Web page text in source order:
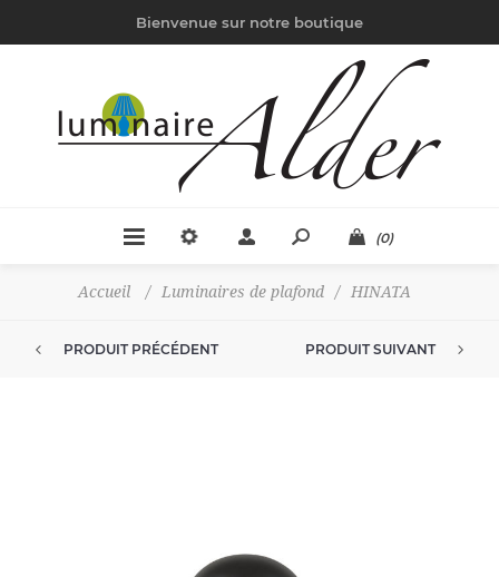
Bienvenue sur notre boutique
(0)
Accueil / Luminaires de plafond / HINATA
PRODUIT PRÉCÉDENT PRODUIT SUIVANT